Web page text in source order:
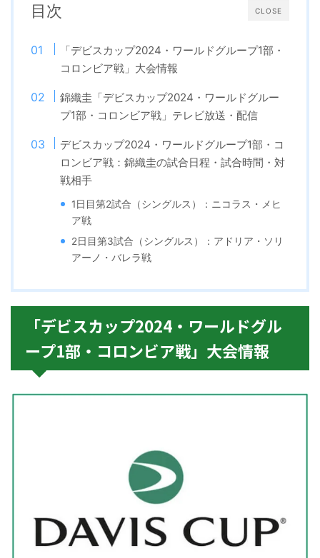
CLOSE
目次
「デビスカップ2024・ワールドグループ1部・
コロンビア戦」大会情報
錦織圭「デビスカップ2024・ワールドグルー
プ1部・コロンビア戦」テレビ放送・配信
デビスカップ2024・ワールドグループ1部・コ
ロンビア戦：錦織圭の試合日程・試合時間・対
戦相手
1日目第2試合（シングルス）：ニコラス・メヒ
ア戦
2日目第3試合（シングルス）：アドリア・ソリ
アーノ・バレラ戦
「デビスカップ2024・ワールドグル
ープ1部・コロンビア戦」大会情報